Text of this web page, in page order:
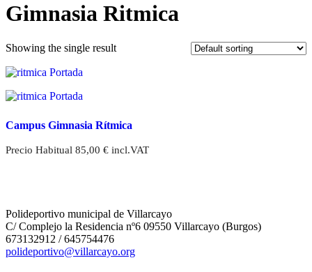
Gimnasia Ritmica
Showing the single result
Campus Gimnasia Rítmica
Precio Habitual 85,00 € incl.VAT
Polideportivo municipal de Villarcayo
C/ Complejo la Residencia nº6 09550 Villarcayo (Burgos)
673132912 / 645754476
polideportivo@villarcayo.org